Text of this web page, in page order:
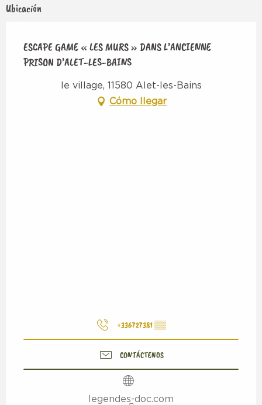
Ubicación
ESCAPE GAME « LES MURS » DANS L’ANCIENNE
PRISON D’ALET-LES-BAINS
le village, 11580 Alet-les-Bains
Cómo llegar
+336727381▒▒
CONTÁCTENOS
legendes-doc.com